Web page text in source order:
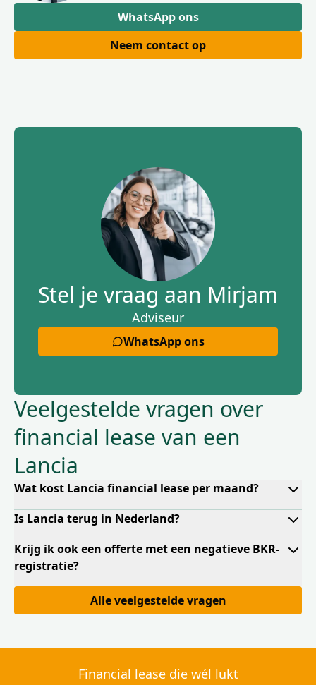
WhatsApp ons
Neem contact op
Stel je vraag aan Mirjam
Adviseur
WhatsApp ons
Veelgestelde vragen over
financial lease van een
Lancia
Wat kost Lancia financial lease per maand?
Is Lancia terug in Nederland?
Krijg ik ook een offerte met een negatieve BKR-
registratie?
Alle veelgestelde vragen
Financial lease die wél lukt